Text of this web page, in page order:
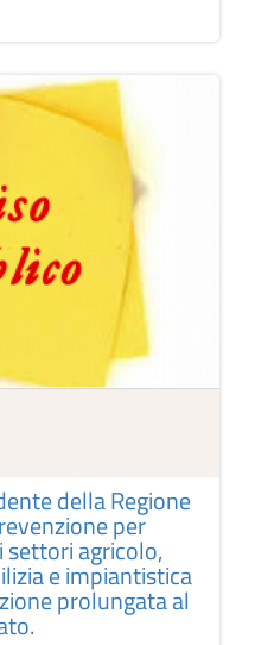
della Regione
per
settori agricolo,
e impiantistica
prolungata al